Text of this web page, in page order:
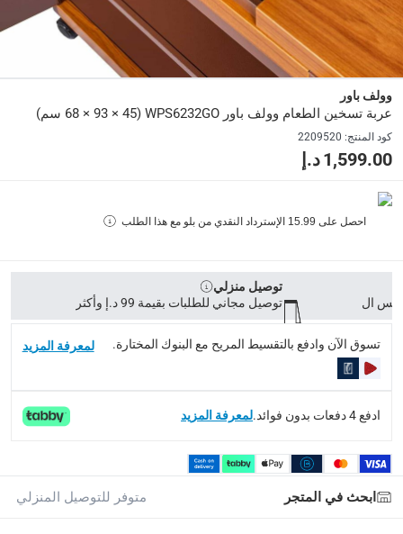
450 W
رقم قطعة الشركة المصنعة (Mpn)
:
WPS6232GO
الأبعاد
المنتج: 68 × 93 × 45 سم؛ الصندوق: 73.5 × 98.5 × 50.5 سم (ارتفاع × عرض × عمق)
المنتج: 50 كجم، الصندوق: 53 كجم
WPS6232GO
لون الشاشة:
طبقة بلوط ذهبي
الجهد:
220-240V
Delivery & Returns
delivery method
وولف باور
عربة تسخين الطعام وولف باور WPS6232GO (68 × 93 × 45 سم)
كود المنتج:
2209520
1,599.00 د.إ
احصل على 15.99 الإسترداد النقدي من بلو مع هذا الطلب
توصيل منزلي
توصيل مجاني للطلبات بقيمة 99 د.إ وأكثر
تسوق الآن وادفع بالتقسيط المريح مع البنوك المختارة. لمعرفة المزيد
ادفع 4 دفعات بدون فوائد. لمعرفة المزيد
ابحث في المتجر متوفر للتوصيل المنزلي